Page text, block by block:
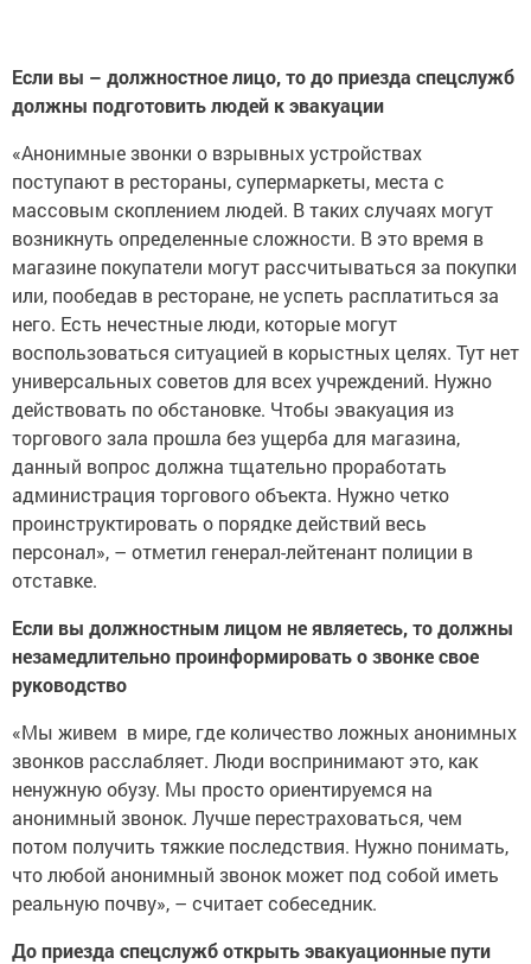
Если вы – должностное лицо, то до приезда спецслужб
должны подготовить людей к эвакуации
«Анонимные звонки о взрывных устройствах
поступают в рестораны, супермаркеты, места с
массовым скоплением людей. В таких случаях могут
возникнуть определенные сложности. В это время в
магазине покупатели могут рассчитываться за покупки
или, пообедав в ресторане, не успеть расплатиться за
него. Есть нечестные люди, которые могут
воспользоваться ситуацией в корыстных целях. Тут нет
универсальных советов для всех учреждений. Нужно
действовать по обстановке. Чтобы эвакуация из
торгового зала прошла без ущерба для магазина,
данный вопрос должна тщательно проработать
администрация торгового объекта. Нужно четко
проинструктировать о порядке действий весь
персонал», – отметил генерал-лейтенант полиции в
отставке.
Если вы должностным лицом не являетесь, то должны
незамедлительно проинформировать о звонке свое
руководство
«Мы живем в мире, где количество ложных анонимных
звонков расслабляет. Люди воспринимают это, как
ненужную обузу. Мы просто ориентируемся на
анонимный звонок. Лучше перестраховаться, чем
потом получить тяжкие последствия. Нужно понимать,
что любой анонимный звонок может под собой иметь
реальную почву», – считает собеседник.
До приезда спецслужб открыть эвакуационные пути